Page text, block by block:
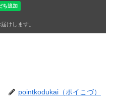
けします。
pointkodukai（ポイこづ）